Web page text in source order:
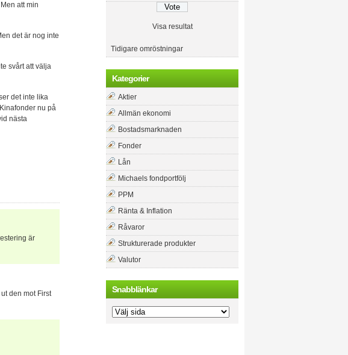
att min
det är nog inte
svårt att välja
det inte lika
nu på
nästa
är
den mot First
Visa resultat
Tidigare omröstningar
Kategorier
Aktier
Allmän ekonomi
Bostadsmarknaden
Fonder
Lån
Michaels fondportfölj
PPM
Ränta & Inflation
Råvaror
Strukturerade produkter
Valutor
Snabblänkar